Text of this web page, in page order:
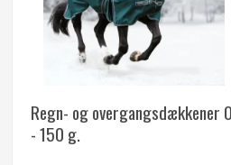
Regn- og overgangsdækkener 0
- 150 g.